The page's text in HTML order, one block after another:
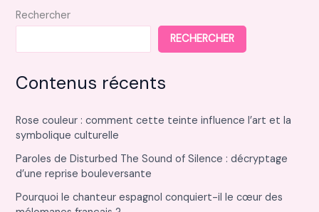
Rechercher
RECHERCHER
Contenus récents
Rose couleur : comment cette teinte influence l’art et la
symbolique culturelle
Paroles de Disturbed The Sound of Silence : décryptage
d’une reprise bouleversante
Pourquoi le chanteur espagnol conquiert-il le cœur des